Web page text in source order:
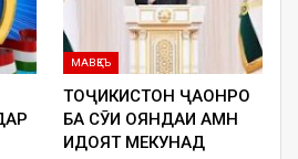
МАВҚЕЪ
ТОҶИКИСТОН ҶАҲОНРО
БА СӮИ ОЯНДАИ АМН
ҲИДОЯТ МЕКУНАД